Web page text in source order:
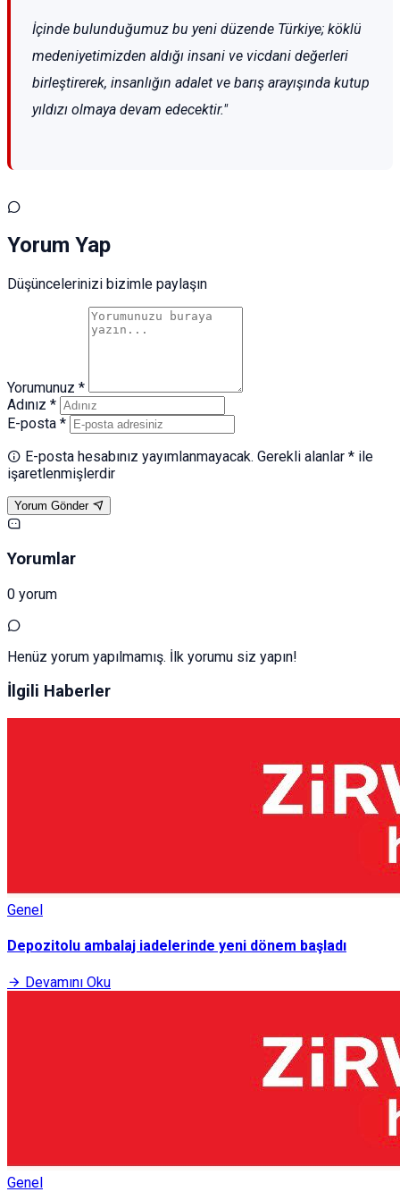
İçinde bulunduğumuz bu yeni düzende Türkiye; köklü
medeniyetimizden aldığı insani ve vicdani değerleri
birleştirerek, insanlığın adalet ve barış arayışında kutup
yıldızı olmaya devam edecektir."
Yorum Yap
Düşüncelerinizi bizimle paylaşın
Yorumunuz *
Adınız *
E-posta *
E-posta hesabınız yayımlanmayacak. Gerekli alanlar * ile
işaretlenmişlerdir
Yorum Gönder
Yorumlar
0 yorum
Henüz yorum yapılmamış. İlk yorumu siz yapın!
İlgili Haberler
Genel
Depozitolu ambalaj iadelerinde yeni dönem başladı
Devamını Oku
Genel